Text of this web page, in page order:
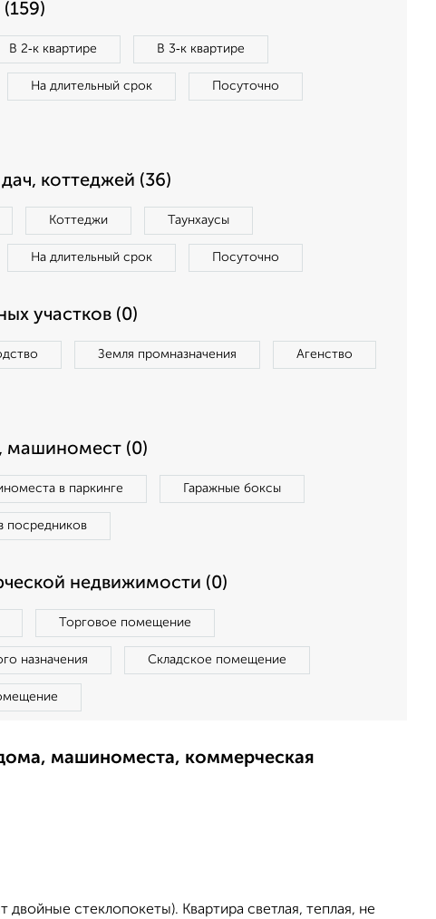
В 2‑к квартире В 3‑к квартире
На длительный срок Посуточно
коттеджей (36)
Коттеджи Таунхаусы
На длительный срок Посуточно
участков (0)
Земля промназначения Агенство
машиномест (0)
в паркинге Гаражные боксы
посредников
недвижимости (0)
Торговое помещение
назначения Складское помещение
машиноместа, коммерческая
стеклопокеты). Квартиpa cвeтлaя, теплaя, нe